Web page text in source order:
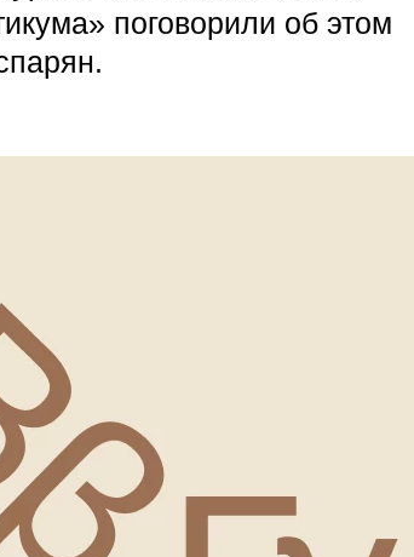
поговорили об этом